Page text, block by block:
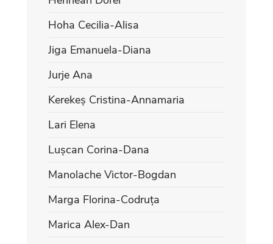
Hoha Cecilia-Alisa
Jiga Emanuela-Diana
Jurje Ana
Kerekeș Cristina-Annamaria
Lari Elena
Lușcan Corina-Dana
Manolache Victor-Bogdan
Marga Florina-Codruța
Marica Alex-Dan